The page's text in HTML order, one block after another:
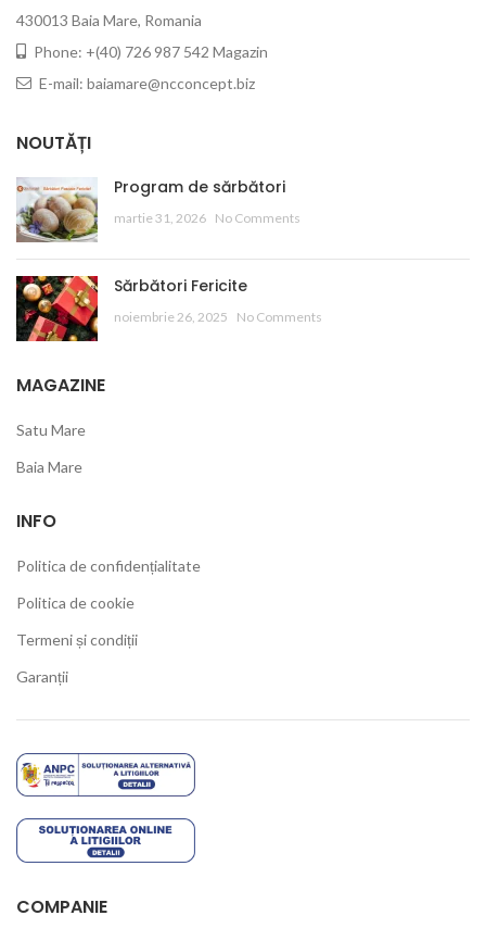
430013 Baia Mare, Romania
Phone: +(40) 726 987 542 Magazin
E-mail: baiamare@ncconcept.biz
NOUTĂȚI
Program de sărbători
martie 31, 2026 No Comments
Sărbători Fericite
noiembrie 26, 2025 No Comments
MAGAZINE
Satu Mare
Baia Mare
INFO
Politica de confidențialitate
Politica de cookie
Termeni și condiții
Garanții
COMPANIE